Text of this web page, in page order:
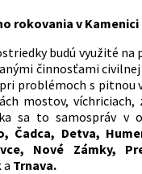
rokovania v Kamenici
budú využité na
činnosťami
problémoch s pitnou
mostov, víchriciach,
sa to samospráv v
Čadca, Detva,
Nové Zámky,
a Trnava.